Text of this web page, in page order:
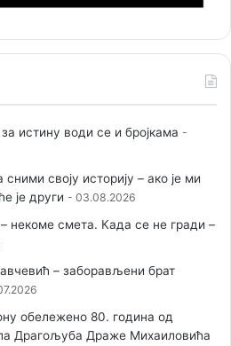
истину води се и бројкама
своју историју – ако је ми
је други
03.08.2026
некоме смета. Када се не гради –
– заборављени брат
обележено 80. година од
Драгољуба Драже Михаиловића